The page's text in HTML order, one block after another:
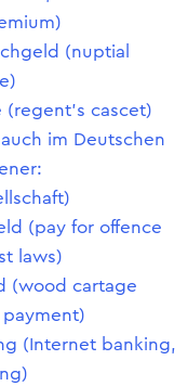
(nuptial
(regent's cascet)
im Deutschen
(pay for offence
laws)
(wood cartage
(Internet banking,